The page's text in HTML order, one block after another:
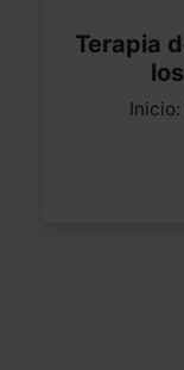
Terapia